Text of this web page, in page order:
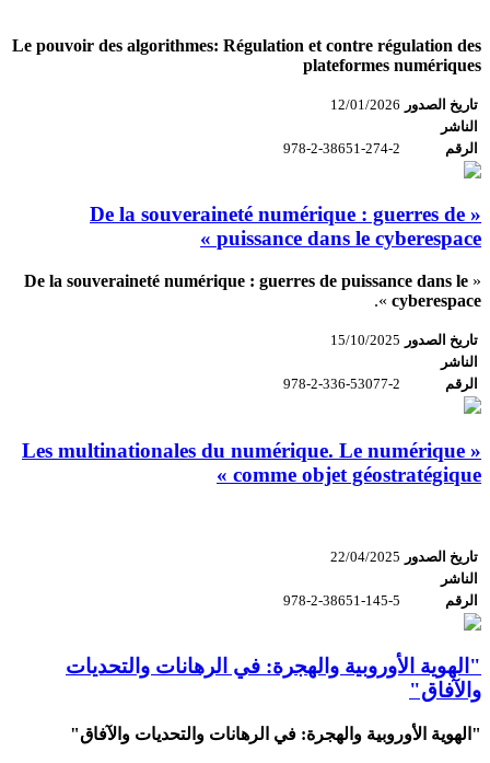
Le pouvoir des algorithmes: Régulation et contre régulation des
plateformes numériques
تاريخ الصدور 12/01/2026
الناشر
الرقم
978-2-38651-274-2
« De la souveraineté numérique : guerres de
puissance dans le cyberespace »
«
De la souveraineté numérique : guerres de puissance dans le
cyberespace
».
تاريخ الصدور 15/10/2025
الناشر
الرقم
978-2-336-53077-2
« Les multinationales du numérique. Le numérique
comme objet géostratégique »
تاريخ الصدور 22/04/2025
الناشر
الرقم
978-2-38651-145-5
"الهوية الأوروبية والهجرة: في الرهانات والتحديات
والآفاق"
"الهوية الأوروبية والهجرة: في الرهانات والتحديات والآفاق"